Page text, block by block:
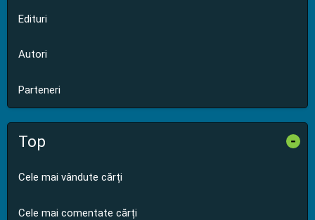
Edituri
Autori
Parteneri
Top -
Cele mai vândute cărți
Cele mai comentate cărți